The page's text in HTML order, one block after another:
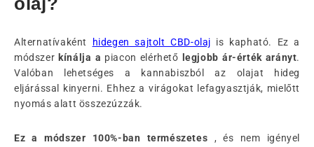
Alternatívaként hidegen sajtolt CBD-olaj is kapható. Ez a
módszer kínálja a piacon elérhető legjobb ár-érték arányt.
Valóban lehetséges a kannabiszból az olajat hideg
eljárással kinyerni. Ehhez a virágokat lefagyasztják, mielőtt
nyomás alatt összezúzzák.
Ez a módszer 100%-ban természetes , és nem igényel